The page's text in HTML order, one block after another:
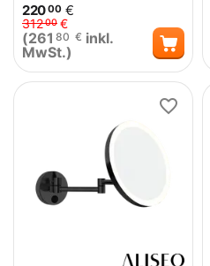
22000 €
31200 €
(261 80 € inkl.
MwSt.)